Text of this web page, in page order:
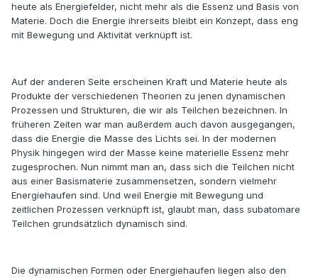
heute als Energiefelder, nicht mehr als die Essenz und Basis von
Materie. Doch die Energie ihrerseits bleibt ein Konzept, dass eng
mit Bewegung und Aktivität verknüpft ist.
Auf der anderen Seite erscheinen Kraft und Materie heute als
Produkte der verschiedenen Theorien zu jenen dynamischen
Prozessen und Strukturen, die wir als Teilchen bezeichnen. In
früheren Zeiten war man außerdem auch davon ausgegangen,
dass die Energie die Masse des Lichts sei. In der modernen
Physik hingegen wird der Masse keine materielle Essenz mehr
zugesprochen. Nun nimmt man an, dass sich die Teilchen nicht
aus einer Basismaterie zusammensetzen, sondern vielmehr
Energiehaufen sind. Und weil Energie mit Bewegung und
zeitlichen Prozessen verknüpft ist, glaubt man, dass subatomare
Teilchen grundsätzlich dynamisch sind.
Die dynamischen Formen oder Energiehaufen liegen also den